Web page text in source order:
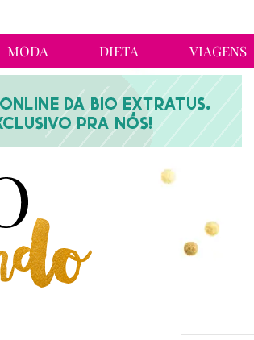
MODA DIETA VIAGENS